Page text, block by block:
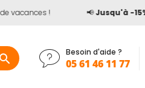
! Jusqu'à -15%
Besoin d'aide ?
05 61 46 11 77